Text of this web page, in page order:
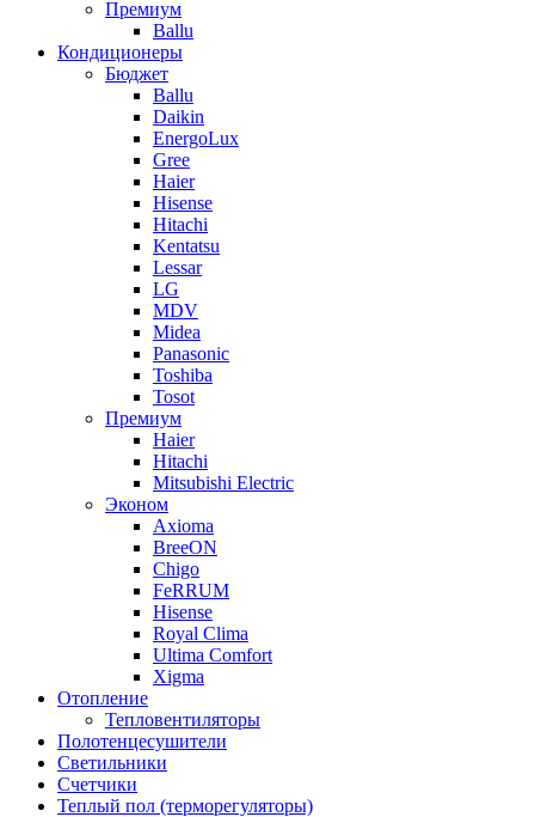
Премиум
Ballu
Кондиционеры
Бюджет
Ballu
Daikin
EnergoLux
Gree
Haier
Hisense
Hitachi
Kentatsu
Lessar
LG
MDV
Midea
Panasonic
Toshiba
Tosot
Премиум
Haier
Hitachi
Mitsubishi Electric
Эконом
Axioma
BreeON
Chigo
FeRRUM
Hisense
Royal Clima
Ultima Comfort
Xigma
Отопление
Тепловентиляторы
Полотенцесушители
Светильники
Счетчики
Теплый пол (терморегуляторы)